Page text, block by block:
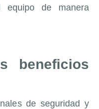
equipo de manera
beneficios
de seguridad y